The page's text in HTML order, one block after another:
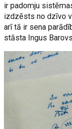
ir padomju
izdzēsts no dzīvo
arī tā ir sena
stāsta Ingus